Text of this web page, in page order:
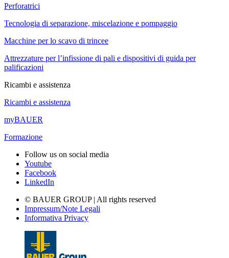
Perforatrici
Tecnologia di separazione, miscelazione e pompaggio
Macchine per lo scavo di trincee
Attrezzature per l’infissione di pali e dispositivi di guida per
palificazioni
Ricambi e assistenza
Ricambi e assistenza
myBAUER
Formazione
Follow us on social media
Youtube
Facebook
LinkedIn
© BAUER GROUP | All rights reserved
Impressum/Note Legali
Informativa Privacy